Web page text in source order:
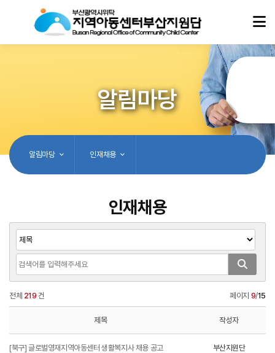
알림마당
알림마당 인재채용
인재채용
전체 219 건 페이지 9/15
제목 작성자
[북구] 글로벌영재지역아동센터 생활복지사 채용 공고 부산지원단